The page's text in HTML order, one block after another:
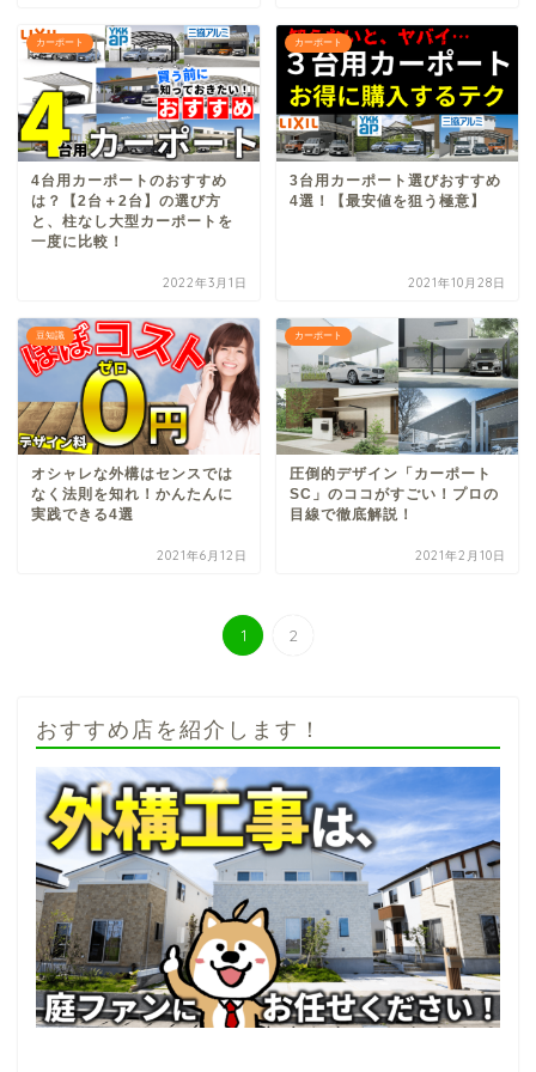
カーポート
4台用カーポートのおすすめ
は？【2台＋2台】の選び方
と、柱なし大型カーポートを
一度に比較！
2022年3月1日
カーポート
3台用カーポート選びおすすめ
4選！【最安値を狙う極意】
2021年10月28日
豆知識
オシャレな外構はセンスでは
なく法則を知れ！かんたんに
実践できる4選
2021年6月12日
カーポート
圧倒的デザイン「カーポート
SC」のココがすごい！プロの
目線で徹底解説！
2021年2月10日
1 2
おすすめ店を紹介します！